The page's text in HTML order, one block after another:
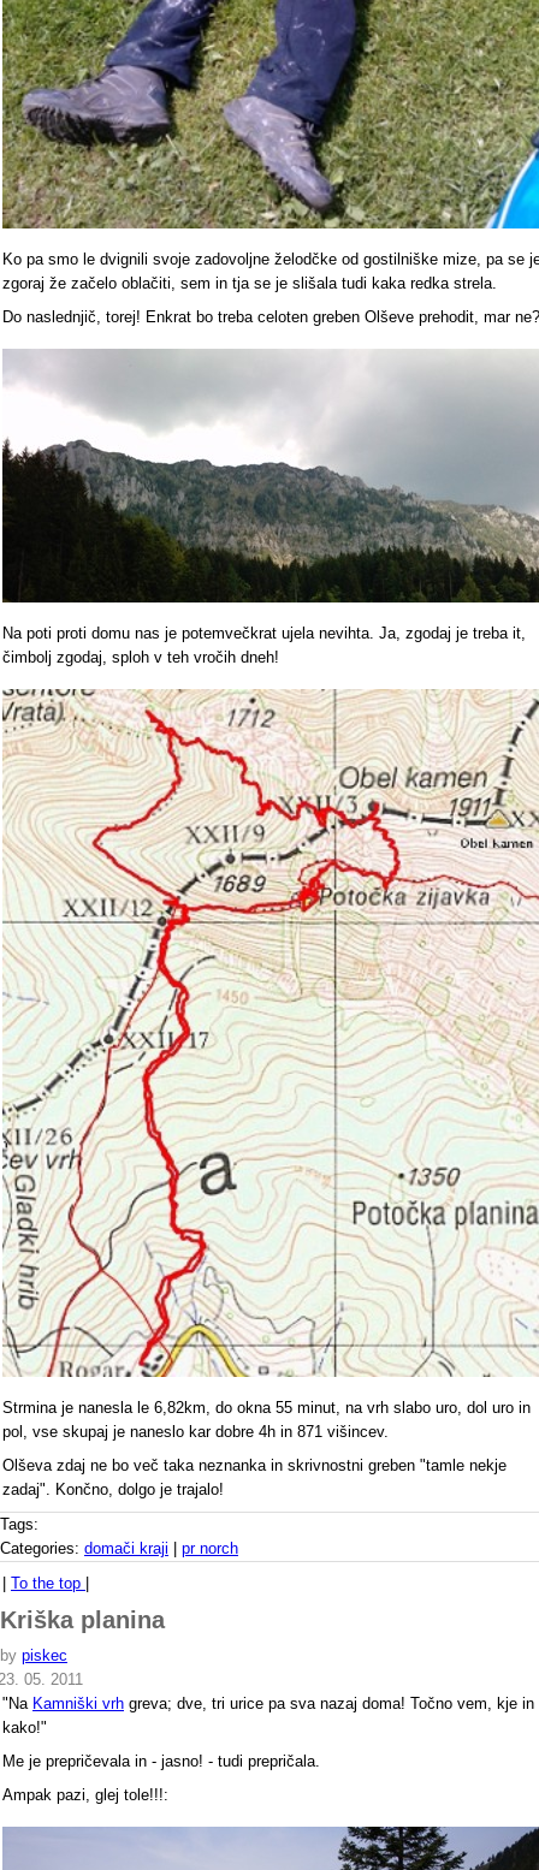
Ko pa smo le dvignili svoje zadovoljne želodčke od gostilniške mize, pa se
zgoraj že začelo oblačiti, sem in tja se je slišala tudi kaka redka strela.
Do naslednjič, torej! Enkrat bo treba celoten greben Olševe prehodit, mar ne?
Na poti proti domu nas je potemvečkrat ujela nevihta. Ja, zgodaj je treba it,
čimbolj zgodaj, sploh v teh vročih dneh!
Strmina je nanesla le 6,82km, do okna 55 minut, na vrh slabo uro, dol uro in
pol, vse skupaj je naneslo kar dobre 4h in 871 višincev.
Olševa zdaj ne bo več taka neznanka in skrivnostni greben "tamle nekje
zadaj". Končno, dolgo je trajalo!
Tags:
Categories: domači kraji | pr norch
| To the top |
Kriška planina
by piskec
05. 2011
"Na Kamniški vrh greva; dve, tri urice pa sva nazaj doma! Točno vem, kje in
kako!"
Me je prepričevala in - jasno! - tudi prepričala.
Ampak pazi, glej tole!!!: